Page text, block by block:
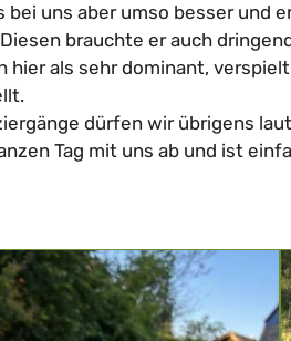
bei uns aber umso besser und
brauchte er auch
hier als sehr dominant,
dürfen wir übrigens
Tag mit uns ab und ist